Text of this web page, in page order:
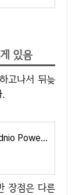
있음
22.96US $ 32% OFF|Ldnio Power Strip Multiple European Plug 4 Usb Output Electrical Socket With Extension Wire Surge Protector Ho